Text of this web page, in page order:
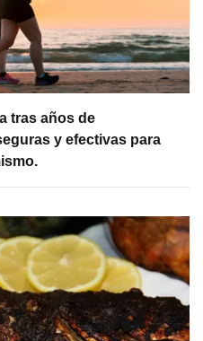
tras años de
y efectivas para